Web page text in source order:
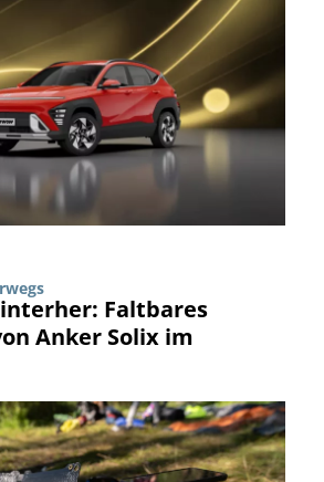
Faltbares
Anker Solix im